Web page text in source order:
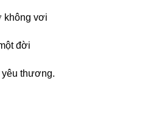
không vơi
đời
yêu thương.